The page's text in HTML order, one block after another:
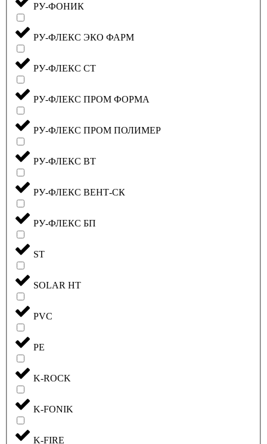
РУ-ФОНИК
РУ-ФЛЕКС ЭКО ФАРМ
РУ-ФЛЕКС СТ
РУ-ФЛЕКС ПРОМ ФОРМА
РУ-ФЛЕКС ПРОМ ПОЛИМЕР
РУ-ФЛЕКС ВТ
РУ-ФЛЕКС ВЕНТ-СК
РУ-ФЛЕКС БП
ST
SOLAR HT
PVC
PE
K-ROCK
K-FONIK
K-FIRE